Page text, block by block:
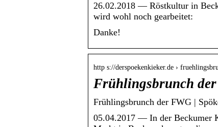
26.02.2018 — Röstkultur in
wird wohl noch gearbeitet:
Danke!
http s://derspoekenkieker.de ›
Frühlingsbrunch
Frühlingsbrunch der FWG |
05.04.2017 — In der Beckumer